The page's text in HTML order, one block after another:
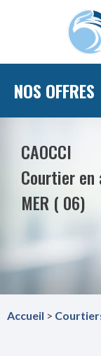
NOS OFFRES
CAOCCI
Courtier en
MER ( 06)
Accueil >